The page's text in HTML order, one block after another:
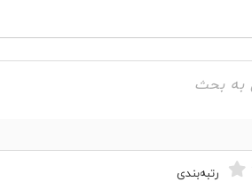
رتبه‌بندی